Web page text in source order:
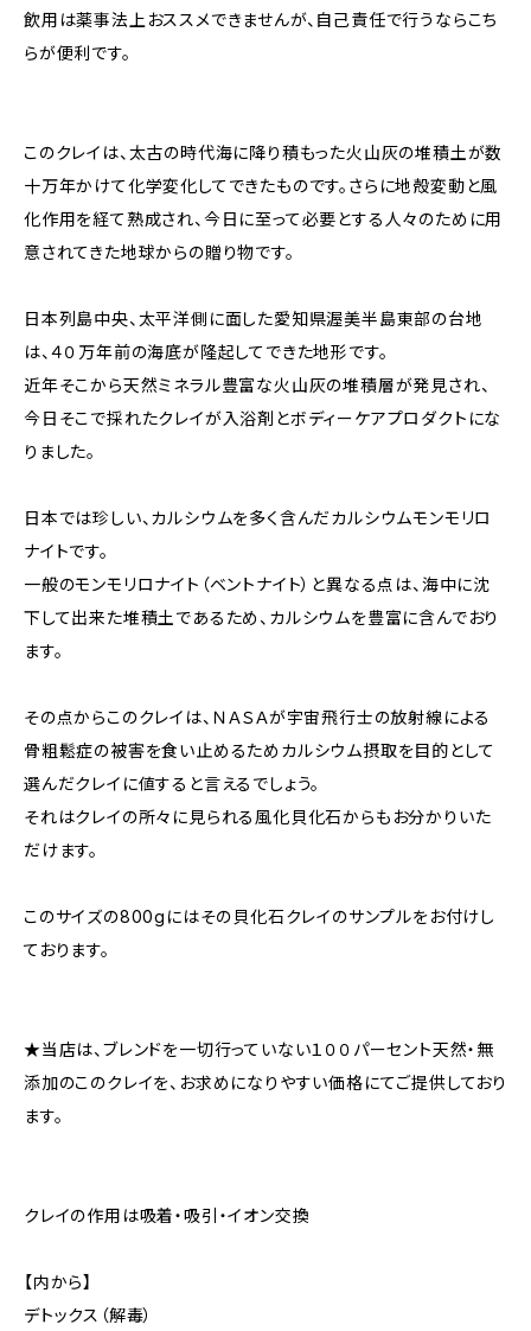
飲用は薬事法上おススメできませんが、自己責任で行うならこち
らが便利です。
このクレイは、太古の時代海に降り積もった火山灰の堆積土が数
十万年かけて化学変化してできたものです。さらに地殻変動と風
化作用を経て熟成され、今日に至って必要とする人々のために用
意されてきた地球からの贈り物です。
日本列島中央、太平洋側に面した愛知県渥美半島東部の台地
は、４０万年前の海底が隆起してできた地形です。
近年そこから天然ミネラル豊富な火山灰の堆積層が発見され、
今日そこで採れたクレイが入浴剤とボディーケアプロダクトにな
りました。
日本では珍しい、カルシウムを多く含んだカルシウムモンモリロ
ナイトです。
一般のモンモリロナイト（ベントナイト）と異なる点は、海中に沈
下して出来た堆積土であるため、カルシウムを豊富に含んでおり
ます。
その点からこのクレイは、ＮＡＳＡが宇宙飛行士の放射線による
骨粗鬆症の被害を食い止めるためカルシウム摂取を目的として
選んだクレイに値すると言えるでしょう。
それはクレイの所々に見られる風化貝化石からもお分かりいた
だけます。
このサイズの800gにはその貝化石クレイのサンプルをお付けし
ております。
★当店は、ブレンドを一切行っていない１００パーセント天然・無
添加のこのクレイを、お求めになりやすい価格にてご提供しており
ます。
クレイの作用は吸着・吸引・イオン交換
【内から】
デトックス（解毒）